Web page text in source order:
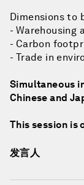
Dimensions to
- Warehousing
- Carbon
- Trade in
Simultaneous
Chinese and
This session is
发言人